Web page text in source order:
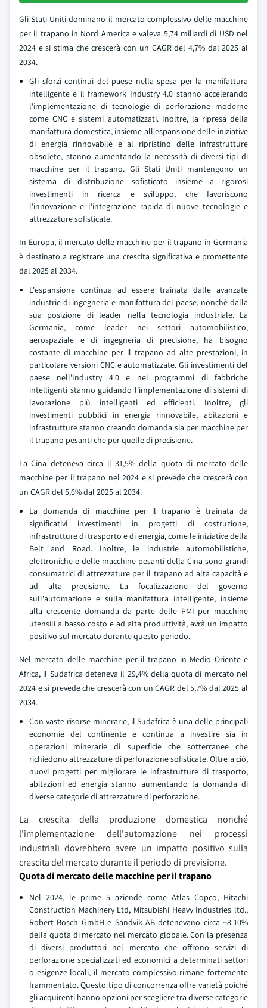
Gli Stati Uniti dominano il mercato complessivo delle macchine
per il trapano in Nord America e valeva 5,74 miliardi di USD nel
2024 e si stima che crescerà con un CAGR del 4,7% dal 2025 al
2034.
Gli sforzi continui del paese nella spesa per la manifattura
intelligente e il framework Industry 4.0 stanno accelerando
l'implementazione di tecnologie di perforazione moderne
come CNC e sistemi automatizzati. Inoltre, la ripresa della
manifattura domestica, insieme all'espansione delle iniziative
di energia rinnovabile e al ripristino delle infrastrutture
obsolete, stanno aumentando la necessità di diversi tipi di
macchine per il trapano. Gli Stati Uniti mantengono un
sistema di distribuzione sofisticato insieme a rigorosi
investimenti in ricerca e sviluppo, che favoriscono
l'innovazione e l'integrazione rapida di nuove tecnologie e
attrezzature sofisticate.
In Europa, il mercato delle macchine per il trapano in Germania
è destinato a registrare una crescita significativa e promettente
dal 2025 al 2034.
L'espansione continua ad essere trainata dalle avanzate
industrie di ingegneria e manifattura del paese, nonché dalla
sua posizione di leader nella tecnologia industriale. La
Germania, come leader nei settori automobilistico,
aerospaziale e di ingegneria di precisione, ha bisogno
costante di macchine per il trapano ad alte prestazioni, in
particolare versioni CNC e automatizzate. Gli investimenti del
paese nell'Industry 4.0 e nei programmi di fabbriche
intelligenti stanno guidando l'implementazione di sistemi di
lavorazione più intelligenti ed efficienti. Inoltre, gli
investimenti pubblici in energia rinnovabile, abitazioni e
infrastrutture stanno creando domanda sia per macchine per
il trapano pesanti che per quelle di precisione.
La Cina deteneva circa il 31,5% della quota di mercato delle
macchine per il trapano nel 2024 e si prevede che crescerà con
un CAGR del 5,6% dal 2025 al 2034.
La domanda di macchine per il trapano è trainata da
significativi investimenti in progetti di costruzione,
infrastrutture di trasporto e di energia, come le iniziative della
Belt and Road. Inoltre, le industrie automobilistiche,
elettroniche e delle macchine pesanti della Cina sono grandi
consumatrici di attrezzature per il trapano ad alta capacità e
ad alta precisione. La focalizzazione del governo
sull'automazione e sulla manifattura intelligente, insieme
alla crescente domanda da parte delle PMI per macchine
utensili a basso costo e ad alta produttività, avrà un impatto
positivo sul mercato durante questo periodo.
Nel mercato delle macchine per il trapano in Medio Oriente e
Africa, il Sudafrica deteneva il 29,4% della quota di mercato nel
2024 e si prevede che crescerà con un CAGR del 5,7% dal 2025 al
2034.
Con vaste risorse minerarie, il Sudafrica è una delle principali
economie del continente e continua a investire sia in
operazioni minerarie di superficie che sotterranee che
richiedono attrezzature di perforazione sofisticate. Oltre a ciò,
nuovi progetti per migliorare le infrastrutture di trasporto,
abitazioni ed energia stanno aumentando la domanda di
diverse categorie di attrezzature di perforazione.
La crescita della produzione domestica nonché
l'implementazione dell'automazione nei processi
industriali dovrebbero avere un impatto positivo sulla
crescita del mercato durante il periodo di previsione.
Quota di mercato delle macchine per il trapano
Nel 2024, le prime 5 aziende come Atlas Copco, Hitachi
Construction Machinery Ltd, Mitsubishi Heavy Industries ltd.,
Robert Bosch GmbH e Sandvik AB detenevano circa ~8-10%
della quota di mercato nel mercato globale. Con la presenza
di diversi produttori nel mercato che offrono servizi di
perforazione specializzati ed economici a determinati settori
o esigenze locali, il mercato complessivo rimane fortemente
frammentato. Questo tipo di concorrenza offre varietà poiché
gli acquirenti hanno opzioni per scegliere tra diverse categorie